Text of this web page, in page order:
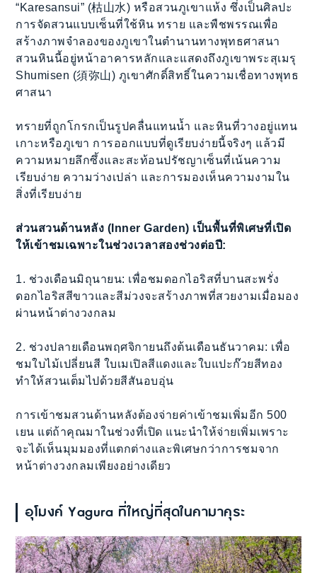
“Karesansui” (枯山水) หรือสวนภูเขาแห้ง ซึ่งเป็นศิลปะ
การจัดสวนแบบเซ็นที่ใช้หิน ทราย และพืชพรรณเพื่อ
สร้างภาพจำลองของภูเขาในตำนานทางพุทธศาสนา
สวนหินนี้อยู่หน้าอาคารหลักและแสดงถึงภูเขาพระสุเมรุ
Shumisen (須弥山) ภูเขาศักดิ์สิทธิ์ในความเชื่อทางพุทธ
ศาสนา
ทรายที่ถูกโกรกเป็นรูปคลื่นแทนน้ำ และหินที่วางอยู่แทน
เกาะหรือภูเขา การออกแบบที่ดูเรียบง่ายนี้จริงๆ แล้วมี
ความหมายลึกซึ้งและสะท้อนปรัชญาเซ็นที่เน้นความ
เรียบง่าย ความว่างเปล่า และการมองเห็นความงามใน
สิ่งที่เรียบง่าย
ส่วนสวนด้านหลัง (Inner Garden) เป็นพื้นที่พิเศษที่เปิด
ให้เข้าชมเฉพาะในช่วงเวลาสองช่วงต่อปี:
1. ช่วงเดือนมิถุนายน: เพื่อชมดอกไอริสที่บานสะพรั่ง
ดอกไอริสสีขาวและสีม่วงจะสร้างภาพที่สวยงามเมื่อมอง
ผ่านหน้าต่างวงกลม
2. ช่วงปลายเดือนพฤศจิกายนถึงต้นเดือนธันวาคม: เพื่อ
ชมใบไม้เปลี่ยนสี ใบเมเปิลสีแดงและใบแปะก๊วยสีทอง
ทำให้สวนเต็มไปด้วยสีสันอบอุ่น
การเข้าชมสวนด้านหลังต้องจ่ายค่าเข้าชมเพิ่มอีก 500
เยน แต่ถ้าคุณมาในช่วงที่เปิด แนะนำให้จ่ายเพิ่มเพราะ
จะได้เห็นมุมมองที่แตกต่างและพิเศษกว่าการชมจาก
หน้าต่างวงกลมเพียงอย่างเดียว
อุโมงค์ Yagura ที่ใหญ่ที่สุดในคามาคุระ